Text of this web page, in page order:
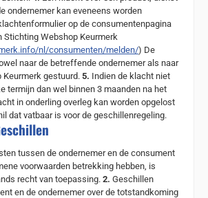
ondernemer kan eveneens worden
op de consumentenpagina
Stichting Webshop Keurmerk
nl/consumenten/melden/) De
naar de betreffende ondernemer als naar
gestuurd. 5. Indien de klacht niet
termijn dan wel binnen 3 maanden na het
in onderling overleg kan worden opgelost
dat vatbaar is voor de geschillenregeling.
tussen de ondernemer en de consument
voorwaarden betrekking hebben, is
recht van toepassing. 2. Geschillen
en de ondernemer over de totstandkoming